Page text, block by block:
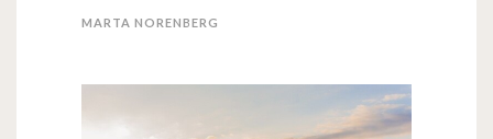
MARTA NORENBERG